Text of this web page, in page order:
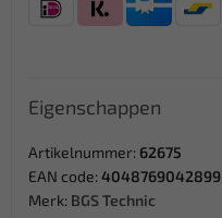
Eigenschappen
Artikelnummer: 62675
EAN code: 4048769042899
Merk: BGS Technic